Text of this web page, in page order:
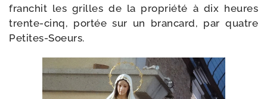
fran­chit les grilles de la pro­prié­té à dix heures
trente-​cinq, por­tée sur un bran­card, par quatre
Petites-Soeurs.